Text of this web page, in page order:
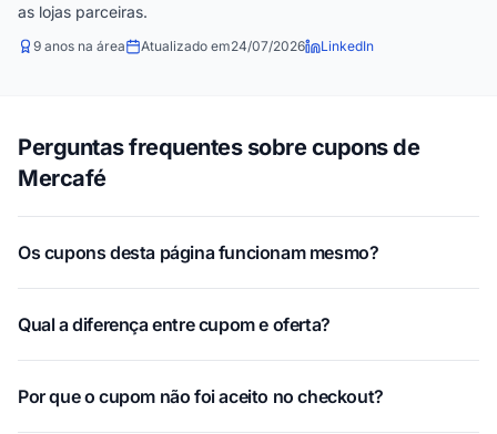
as lojas parceiras.
9 anos na área Atualizado em24/07/2026 LinkedIn
Perguntas frequentes sobre cupons de
Mercafé
Os cupons desta página funcionam mesmo?
Qual a diferença entre cupom e oferta?
Por que o cupom não foi aceito no checkout?